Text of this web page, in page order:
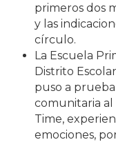
primeros dos
y las
círculo.
La Escuela
Distrito
puso a prueba
comunitaria al
Time,
emociones,